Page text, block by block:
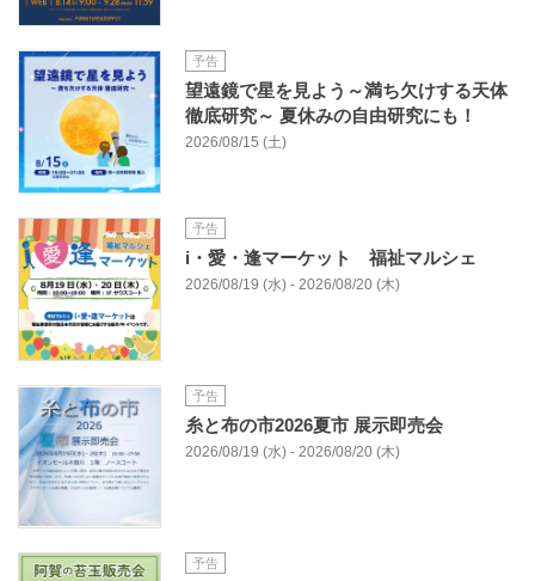
予告
望遠鏡で星を見よう～満ち欠けする天体
徹底研究～ 夏休みの自由研究にも！
2026/08/15 (土)
予告
i・愛・逢マーケット 福祉マルシェ
2026/08/19 (水) - 2026/08/20 (木)
予告
糸と布の市2026夏市 展示即売会
2026/08/19 (水) - 2026/08/20 (木)
予告